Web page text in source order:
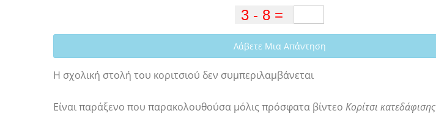
Λάβετε Μια Απάντηση
Η σχολική στολή του κοριτσιού δεν συμπεριλαμβάνεται
Είναι παράξενο που παρακολουθούσα μόλις πρόσφατα βίντεο Κορίτσι κατεδάφισης